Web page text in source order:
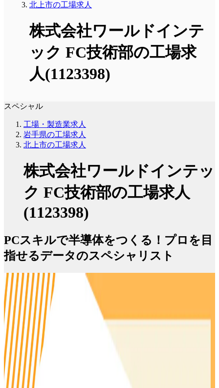
北上市の工場求人
株式会社ワールドインテ
ック FC技術部の工場求
人(1123398)
スペシャル
工場・製造業求人
岩手県の工場求人
北上市の工場求人
株式会社ワールドインテッ
ク FC技術部の工場求人
(1123398)
PCスキルで半導体をつくる！プロを目
指せるデータのスペシャリスト